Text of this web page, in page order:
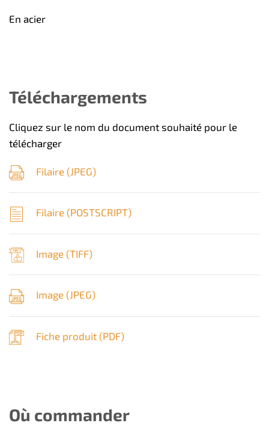
En acier
Téléchargements
Cliquez sur le nom du document souhaité pour le
télécharger
Filaire (JPEG)
Filaire (POSTSCRIPT)
Image (TIFF)
Image (JPEG)
Fiche produit (PDF)
Où commander